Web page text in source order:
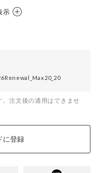
示
注文後の適用はできませ
に登録